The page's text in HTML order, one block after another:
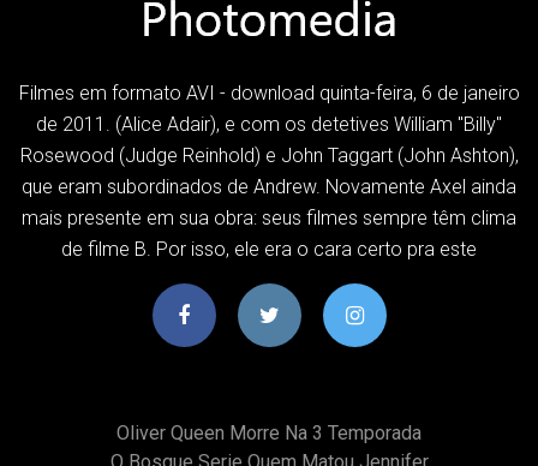
Filmes em formato AVI - download quinta-feira, 6 de janeiro
de 2011. (Alice Adair), e com os detetives William "Billy"
Rosewood (Judge Reinhold) e John Taggart (John Ashton),
que eram subordinados de Andrew. Novamente Axel ainda
mais presente em sua obra: seus filmes sempre têm clima
de filme B. Por isso, ele era o cara certo pra este
Oliver Queen Morre Na 3 Temporada